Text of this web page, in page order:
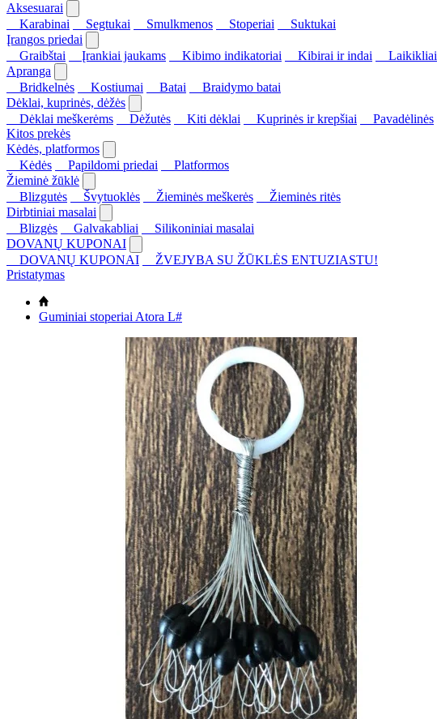
Aksesuarai
Karabinai
Segtukai Smulkmenos Stoperiai
Suktukai
Įrangos priedai
Graibštai
Įrankiai jaukams Kibimo indikatoriai Kibirai ir indai Laikikliai
Apranga
Bridkelnės
Kostiumai Batai
Braidymo batai
Dėklai, kuprinės, dėžės
Dėklai meškerėms
Dėžutės Kiti dėklai Kuprinės ir krepšiai
Pavadėlinės
Kitos prekės
Kėdės, platformos
Kėdės
Papildomi priedai
Platformos
Žieminė žūklė
Blizgutės
Švytuoklės Žieminės meškerės
Žieminės ritės
Dirbtiniai masalai
Blizgės
Galvakabliai
Silikoniniai masalai
DOVANŲ KUPONAI
DOVANŲ KUPONAI
ŽVEJYBA SU ŽŪKLĖS ENTUZIASTU!
Pristatymas
Guminiai stoperiai Atora L#